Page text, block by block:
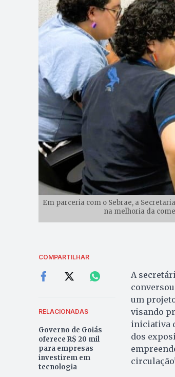
Em parceria com o Sebrae, a
na melhoria da
COMPARTILHAR
RELACIONADAS
Governo de Goiás
oferece R$ 20 mil
para empresas
investirem em
tecnologia
A
um
visando
iniciativa
dos